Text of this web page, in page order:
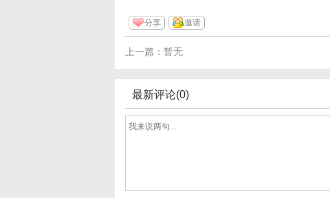
分享 邀请
上一篇：暂无
最新评论(0)